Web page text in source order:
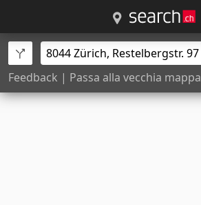
Feedback | Passa alla vecchia mappa